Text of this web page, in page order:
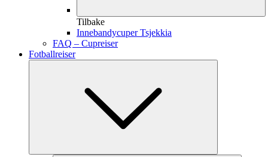
Tilbake
Innebandycuper Tsjekkia
FAQ – Cupreiser
Fotballreiser